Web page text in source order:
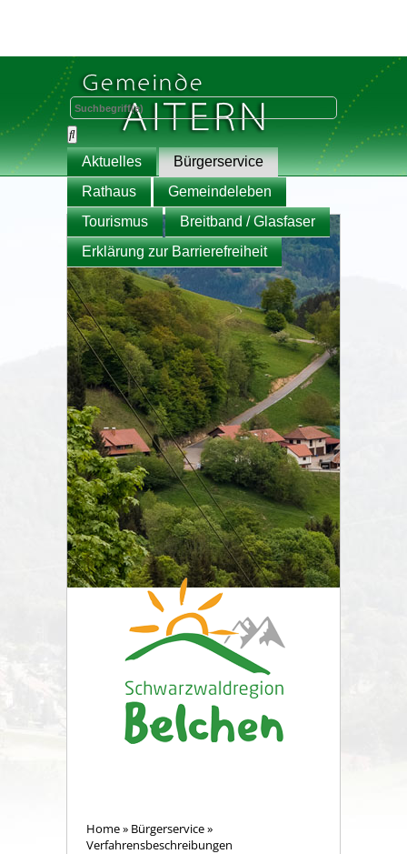
Aktuelles
Bürgerservice
Rathaus
Gemeindeleben
Tourismus
Breitband / Glasfaser
Erklärung zur Barrierefreiheit
Home» Bürgerservice»
Verfahrensbeschreibungen